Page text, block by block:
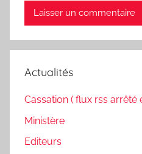
Actualités
Cassation ( flux rss arrêté
Ministère
Editeurs